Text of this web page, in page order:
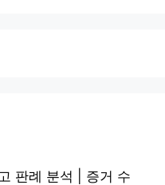
판례 분석 | 증거 수